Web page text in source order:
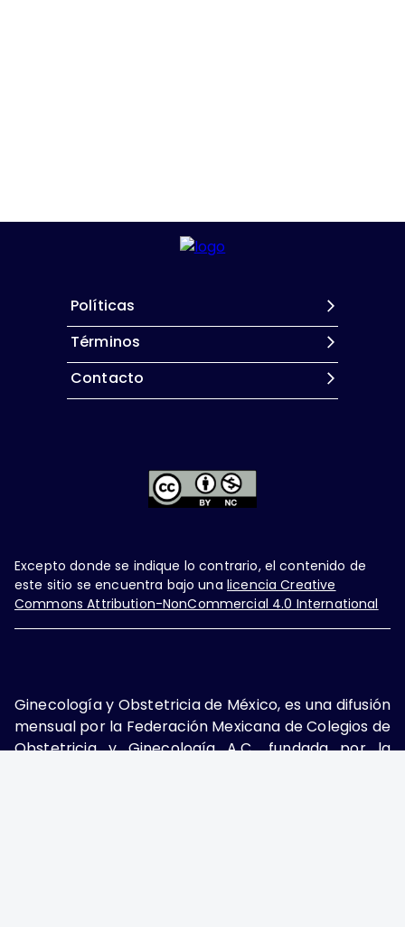
Políticas
Términos
Contacto
Excepto donde se indique lo contrario, el contenido de
este sitio se encuentra bajo una licencia Creative
Commons Attribution-NonCommercial 4.0 International
Ginecología y Obstetricia de México, es una difusión
mensual por la Federación Mexicana de Colegios de
Obstetricia y Ginecología A.C., fundada por la